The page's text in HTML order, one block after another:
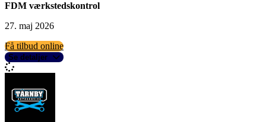
FDM værkstedskontrol
27. maj 2026
Få tilbud online
Se detaljer